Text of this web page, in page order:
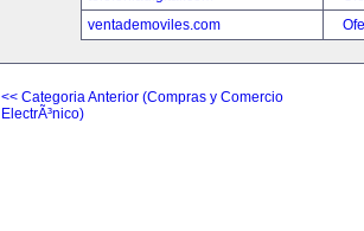
ventademoviles.com
<< Categoria Anterior (Compras y Comercio
ElectrÃ³nico)